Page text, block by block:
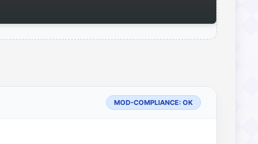
MOD-COMPLIANCE: OK